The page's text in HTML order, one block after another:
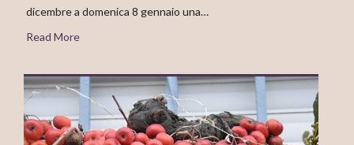
dicembre a domenica 8 gennaio una…
Read More